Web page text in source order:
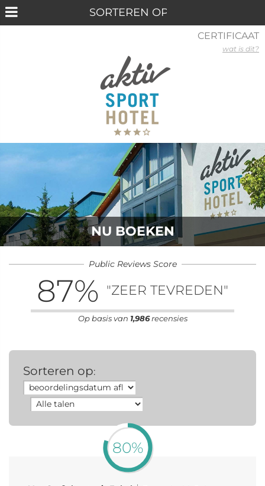
NU BOEKEN
Public Reviews Score
87% "ZEER TEVREDEN"
Op basis van 1,986recensies
Sorteren op:
80%
CERTIFICAAT
wat is dit?